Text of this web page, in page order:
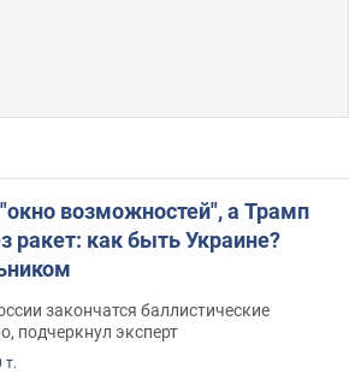
возможностей", а Трамп
ракет: как быть Украине?
закончатся баллистические
подчеркнул эксперт
т.